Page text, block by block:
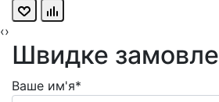
‹›
Швидке
Ваше им'я*